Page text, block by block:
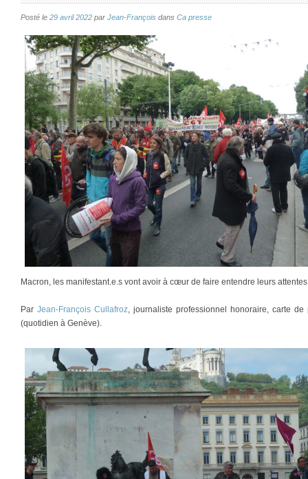
Posté le 29 avril 2022 par Jean-François dans Ca presse
Macron, les manifestant.e.s vont avoir à cœur de faire entendre leurs
Par Jean-François Cullafroz, journaliste professionnel honoraire, carte
(quotidien à Genève).